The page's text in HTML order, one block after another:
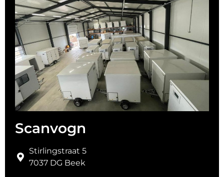
Scanvogn
Stirlingstraat 5
7037 DG Beek